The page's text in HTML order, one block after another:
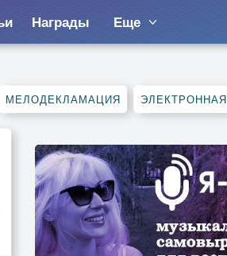
Награды Еще
МЕЛОДЕКЛАМАЦИЯ ЭЛЕКТРОННАЯ